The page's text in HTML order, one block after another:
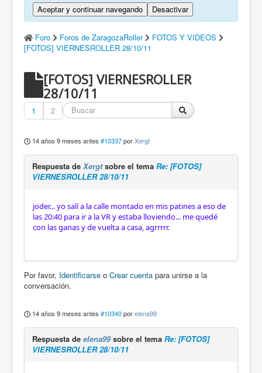
Aceptar y continuar navegando
Desactivar
Foro Foros de ZaragozaRoller
FOTOS Y VIDEOS
[FOTOS] VIERNESROLLER 28/10/11
[FOTOS] VIERNESROLLER
28/10/11
1 2
14 años 9 meses antes #10337porXergt
Respuesta de Xergtsobre el tema Re: [FOTOS]
VIERNESROLLER 28/10/11
joder... yo salí a la calle montado en mis patines a eso de
las 20:40 para ir a la VR y estaba lloviendo... me quedé
con las ganas y de vuelta a casa, agrrrrr.
Por favor, Identificarse o Crear cuenta para unirse a la
conversación.
14 años 9 meses antes #10340porelena99
Respuesta de elena99sobre el tema Re: [FOTOS]
VIERNESROLLER 28/10/11